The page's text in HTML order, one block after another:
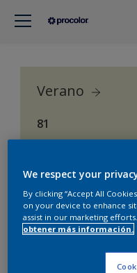
Verano
81
Procolor
We respect your
By clicking “Accept All
on your device to enhance
assist in our marketing efforts.
obtener más información.